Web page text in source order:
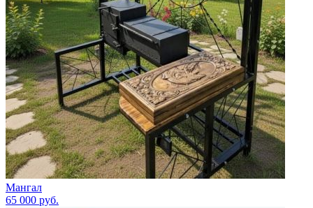
Мангал
65 000 руб.